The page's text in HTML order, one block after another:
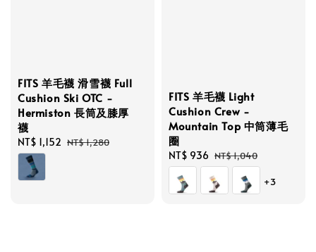
FITS 羊毛襪 滑雪襪 Full
Cushion Ski OTC -
Hermiston 長筒及膝厚
襪
Sale
price
NT$ 1,152 Regular
NT$ 1,280
FITS 羊毛襪 Light
Cushion Crew -
Mountain Top 中筒薄毛
圈
Sale
price
NT$ 936 Regular
price
NT$ 1,040
+3